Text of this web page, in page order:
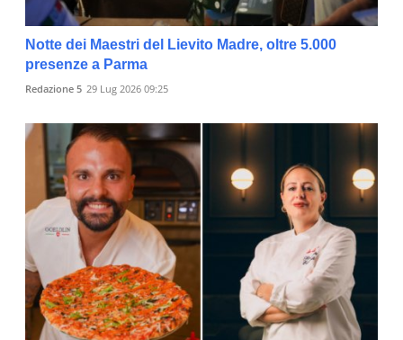
Notte dei Maestri del Lievito Madre, oltre 5.000
presenze a Parma
Redazione 5 29 Lug 2026 09:25